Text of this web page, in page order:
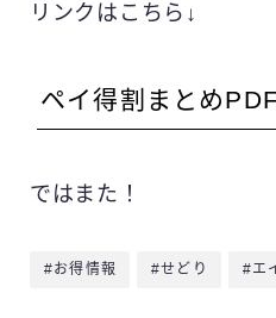
リンクはこちら↓
ペイ得割まとめPDF
ではまた！
#お得情報 #せどり #エ